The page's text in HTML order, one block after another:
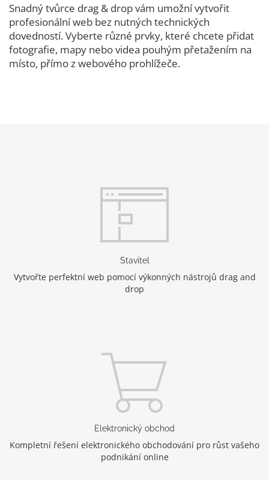
Snadný tvůrce drag & drop vám umožní vytvořit
profesionální web bez nutných technických
dovedností. Vyberte různé prvky, které chcete přidat
fotografie, mapy nebo videa pouhým přetažením na
místo, přímo z webového prohlížeče.
Stavitel
Vytvořte perfektní web pomocí výkonných nástrojů drag and
drop
Elektronický obchod
Kompletní řešení elektronického obchodování pro růst vašeho
podnikání online